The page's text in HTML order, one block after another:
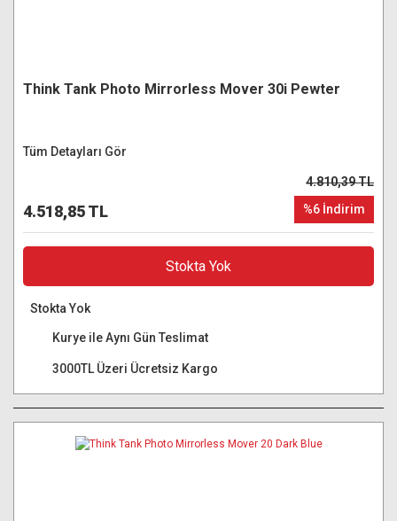
Think Tank Photo Mirrorless Mover 30i Pewter
Tüm Detayları Gör
4.518,85 TL
4.810,39 TL
%6 İndirim
Stokta Yok
Stokta Yok
Kurye ile Aynı Gün Teslimat
3000TL Üzeri Ücretsiz Kargo